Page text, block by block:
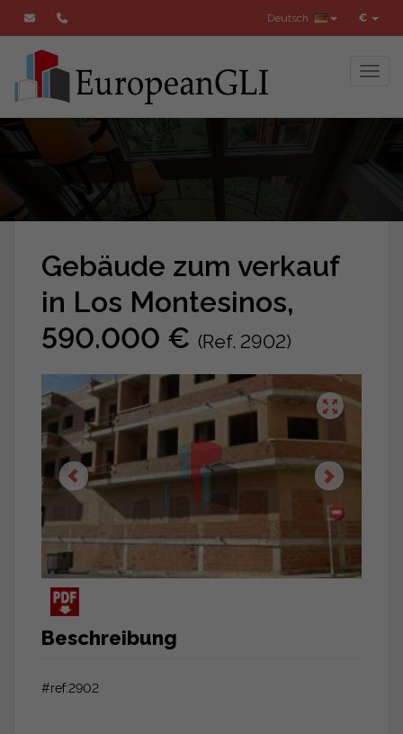
€
Deutsch
Gebäude zum verkauf
in Los Montesinos,
590.000 € (Ref. 2902)
Beschreibung
#ref:2902